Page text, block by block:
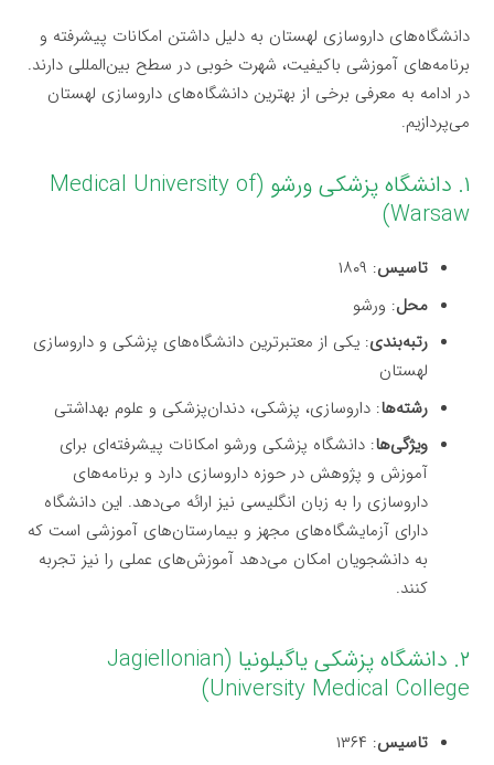
دانشگاه‌های داروسازی لهستان به دلیل داشتن امکانات پیشرفته و
برنامه‌های آموزشی باکیفیت، شهرت خوبی در سطح بین‌المللی دارند.
در ادامه به معرفی برخی از بهترین دانشگاه‌های داروسازی لهستان
می‌پردازیم.
۱. دانشگاه پزشکی ورشو (Medical University of
Warsaw)
تاسیس: ۱۸۰۹
محل: ورشو
رتبه‌بندی: یکی از معتبرترین دانشگاه‌های پزشکی و داروسازی
لهستان
رشته‌ها: داروسازی، پزشکی، دندان‌پزشکی و علوم بهداشتی
ویژگی‌ها: دانشگاه پزشکی ورشو امکانات پیشرفته‌ای برای
آموزش و پژوهش در حوزه داروسازی دارد و برنامه‌های
داروسازی را به زبان انگلیسی نیز ارائه می‌دهد. این دانشگاه
دارای آزمایشگاه‌های مجهز و بیمارستان‌های آموزشی است که
به دانشجویان امکان می‌دهد آموزش‌های عملی را نیز تجربه
کنند.
۲. دانشگاه پزشکی یاگیلونیا (Jagiellonian
University Medical College)
تاسیس: ۱۳۶۴